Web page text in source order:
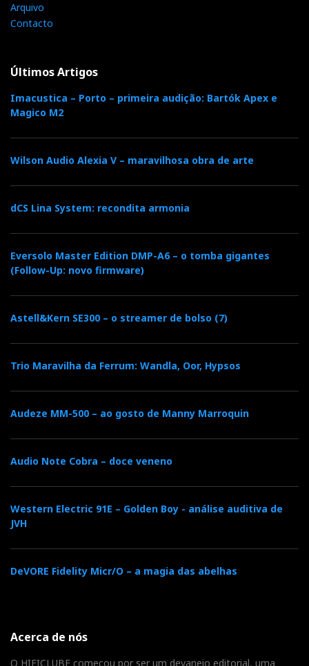
Arquivo
Contacto
Últimos Artigos
Imacustica – Porto – primeira audição: Bartók Apex e
Magico M2
Wilson Audio Alexia V – maravilhosa obra de arte
dCS Lina System: recondita armonia
Eversolo Master Edition DMP-A6 – o tomba gigantes
(Follow-Up: novo firmware)
Astell&Kern SE300 – o streamer de bolso (7)
Trio Maravilha da Ferrum: Wandla, Oor, Hypsos
Audeze MM-500 – ao gosto de Manny Marroquin
Audio Note Cobra – doce veneno
Western Electric 91E – Golden Boy - análise auditiva de
JVH
DeVORE Fidelity Micr/O – a magia das abelhas
Acerca de nós
O HIFICLUBE começou por ser um devaneio editorial, uma